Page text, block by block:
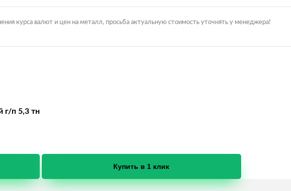
курса валют и цен на металл, просьба актуальную стоимость уточнять у менеджера!
г/п 5,3 тн
Купить в 1 клик